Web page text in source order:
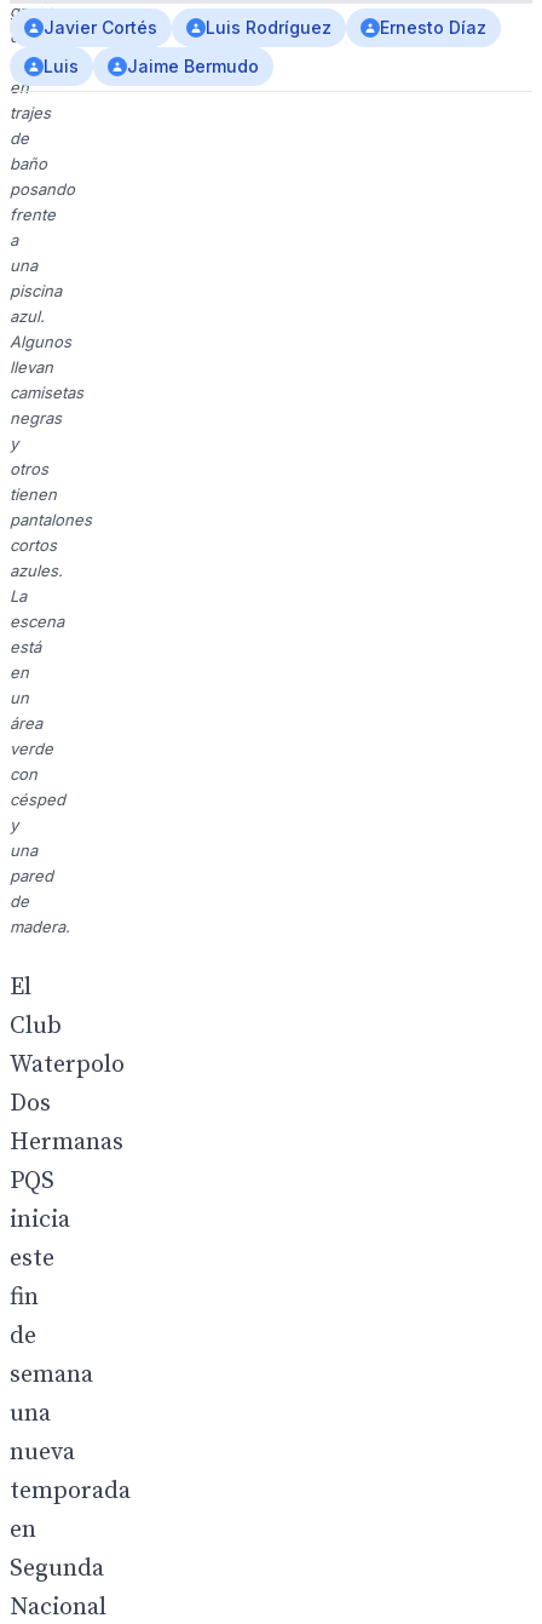
grupo
de
hombres
en
trajes
de
baño
posando
frente
a
una
piscina
azul.
Algunos
llevan
camisetas
negras
y
otros
tienen
pantalones
cortos
azules.
La
escena
está
en
un
área
verde
con
césped
y
una
pared
de
madera.
El
Club
Waterpolo
Dos
Hermanas
PQS
inicia
este
fin
de
semana
una
nueva
temporada
en
Segunda
Nacional
Javier Cortés Luis Rodríguez
Ernesto Díaz
Luis
Jaime Bermudo